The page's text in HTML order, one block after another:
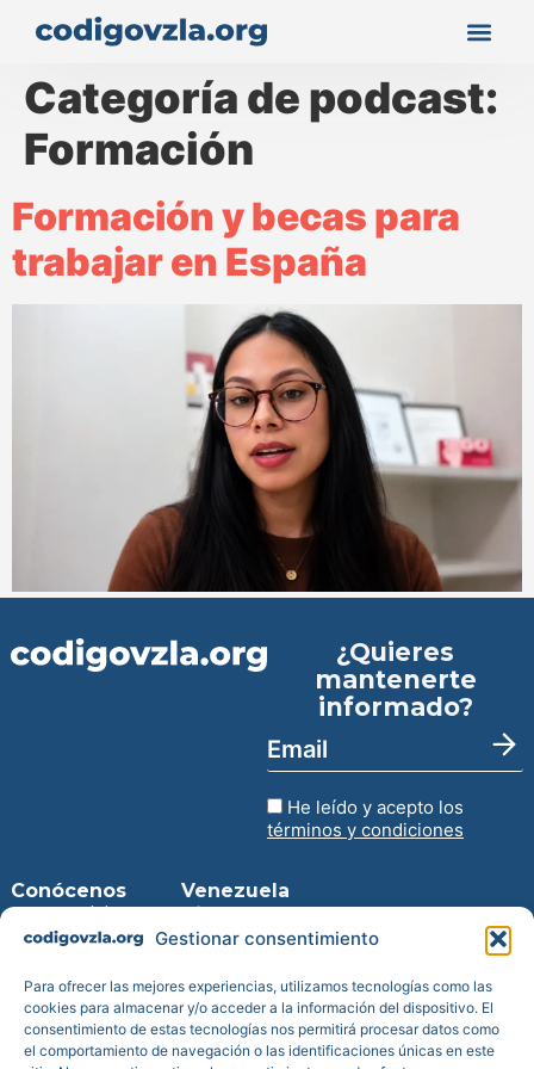
Gestionar consentimiento
Para ofrecer las mejores experiencias, utilizamos tecnologías como las
cookies para almacenar y/o acceder a la información del dispositivo. El
consentimiento de estas tecnologías nos permitirá procesar datos como
el comportamiento de navegación o las identificaciones únicas en este
Categoría de podcast:
Formación
Formación y becas para
trabajar en España
¿Quieres
mantenerte
informado?
He leído y acepto los
términos y condiciones
Conócenos
Inicio
Prensa
Transparencia
Reportes de
impacto
Venezuela
Entra en la
Descarga
para iPhone
Descarga
para